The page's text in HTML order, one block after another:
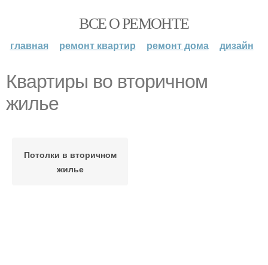
ВСЕ О РЕМОНТЕ
главная ремонт квартир ремонт дома дизайн
Квартиры во вторичном
жилье
Потолки в вторичном
жилье